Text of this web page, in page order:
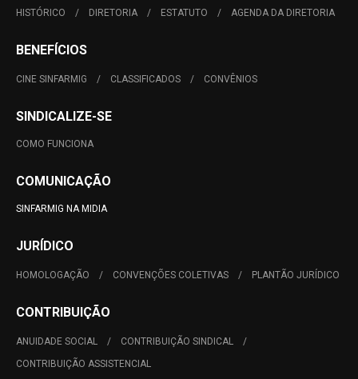
HISTÓRICO DIRETORIA ESTATUTO AGENDA DA DIRETORIA
BENEFÍCIOS
CINE SINFARMIG CLASSIFICADOS CONVÊNIOS
SINDICALIZE-SE
COMO FUNCIONA
COMUNICAÇÃO
SINFARMIG NA MIDIA
JURÍDICO
HOMOLOGAÇÃO CONVENÇÕES COLETIVAS PLANTÃO JURÍDICO
CONTRIBUIÇÃO
ANUIDADE SOCIAL
CONTRIBUIÇÃO SINDICAL
CONTRIBUIÇÃO ASSISTENCIAL